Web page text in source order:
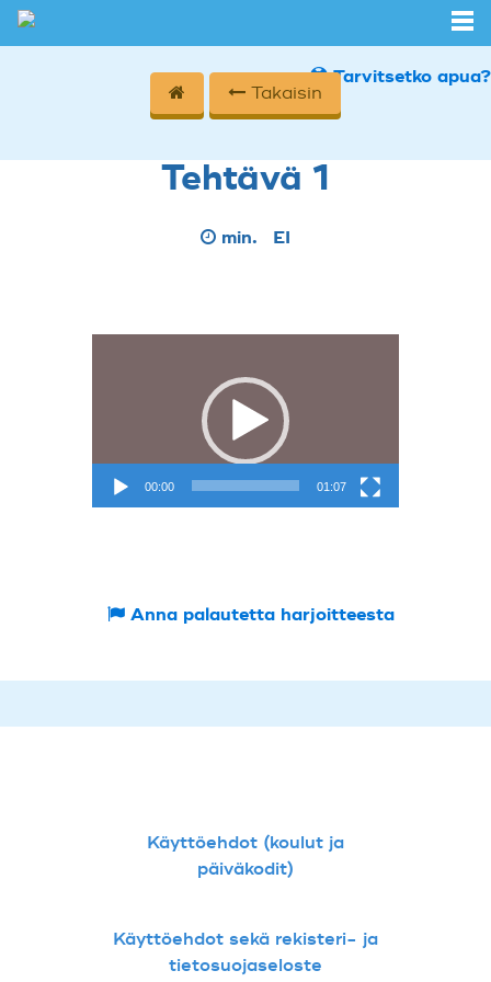
Tarvitsetko apua?
Takaisin
Tehtävä 1
min. EI
00:00 01:07
Anna palautetta harjoitteesta
Käyttöehdot (koulut ja
päiväkodit)
Käyttöehdot sekä rekisteri- ja
tietosuojaseloste